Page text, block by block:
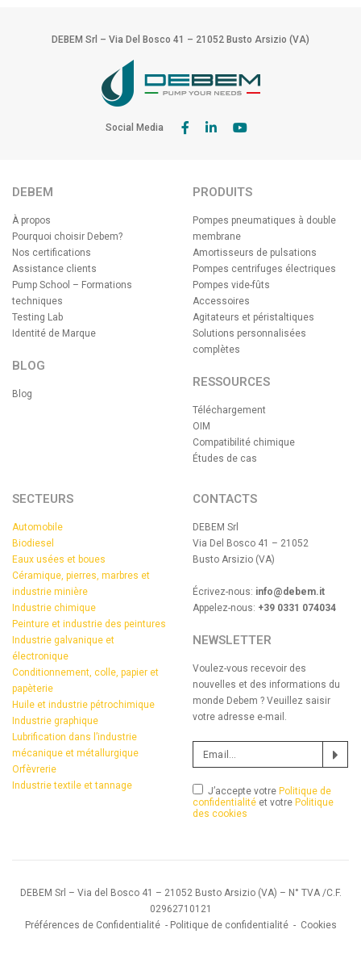
DEBEM Srl – Via Del Bosco 41 – 21052 Busto Arsizio (VA)
Social Media
DEBEM
À propos
Pourquoi choisir Debem?
Nos certifications
Assistance clients
Pump School – Formations
techniques
Testing Lab
Identité de Marque
BLOG
Blog
PRODUITS
Pompes pneumatiques à double
membrane
Amortisseurs de pulsations
Pompes centrifuges électriques
Pompes vide-fûts
Accessoires
Agitateurs et péristaltiques
Solutions personnalisées
complètes
RESSOURCES
Téléchargement
OIM
Compatibilité chimique
Études de cas
SECTEURS
Automobile
Biodiesel
Eaux usées et boues
Céramique, pierres, marbres et
industrie minière
Industrie chimique
Peinture et industrie des peintures
Industrie galvanique et
électronique
Conditionnement, colle, papier et
papèterie
Huile et industrie pétrochimique
Industrie graphique
Lubrification dans l’industrie
mécanique et métallurgique
Orfèvrerie
Industrie textile et tannage
CONTACTS
DEBEM Srl
Via Del Bosco 41 – 21052
Busto Arsizio (VA)
Écrivez-nous: info@debem.it
Appelez-nous: +39 0331 074034
NEWSLETTER
Voulez-vous recevoir des
nouvelles et des informations du
monde Debem ? Veuillez saisir
votre adresse e-mail.
J’accepte votre Politique de
confidentialité et votre Politique
des cookies
DEBEM Srl – Via del Bosco 41 – 21052 Busto Arsizio (VA) – N° TVA /C.F.
02962710121
Préférences de Confidentialité - Politique de confidentialité - Cookies